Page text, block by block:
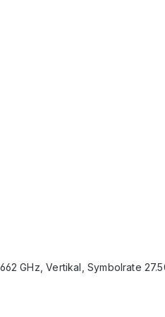
GHz, Vertikal, Symbolrate